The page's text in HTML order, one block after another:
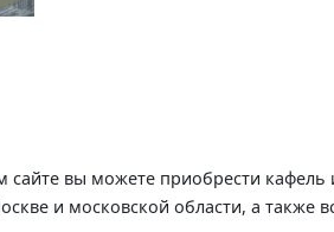
сайте вы можете приобрести
и московской области, а также